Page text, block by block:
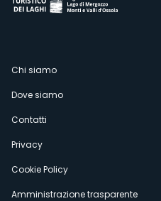
Menù
secondario
Chi siamo
Dove siamo
Contatti
Privacy
Cookie Policy
Amministrazione trasparente